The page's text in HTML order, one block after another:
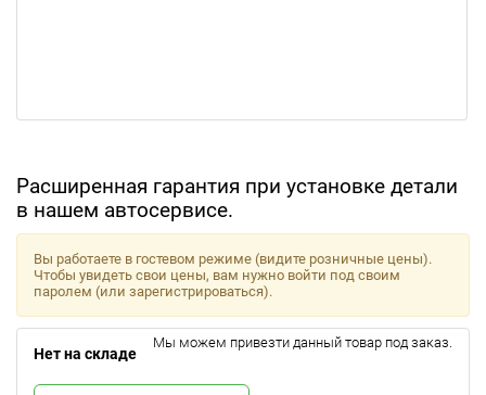
Расширенная гарантия при установке детали
в нашем автосервисе.
Вы работаете в гостевом режиме (видите розничные цены).
Чтобы увидеть свои цены, вам нужно войти под своим
паролем (или зарегистрироваться).
Нет на складе
Мы можем привезти данный товар под заказ.